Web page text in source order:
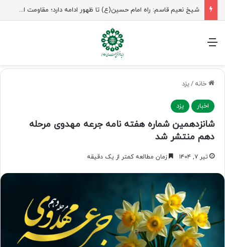
منو
خانه /یزد
اخبار یزد
شانزدهمین شماره هفته‌ نامه جرعه مهدوی مرحله
دهم منتشر شد
تیر ۷, ۱۴۰۴ زمان مطالعه کمتر از یک دقیقه